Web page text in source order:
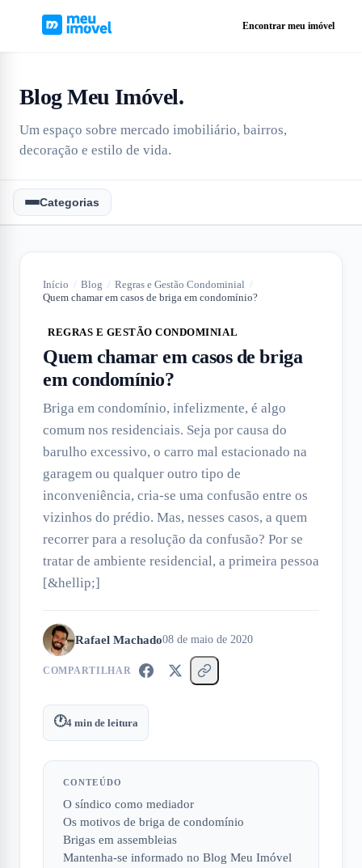
Encontrar meu imóvel
Blog Meu Imóvel.
Um espaço sobre mercado imobiliário, bairros,
decoração e estilo de vida.
Categorias
Início / Blog / Regras e Gestão Condominial /
Quem chamar em casos de briga em condomínio?
REGRAS E GESTÃO CONDOMINIAL
Quem chamar em casos de briga
em condomínio?
Briga em condomínio, infelizmente, é algo
comum nos residenciais. Seja por causa do
barulho excessivo, o carro mal estacionado na
garagem ou qualquer outro tipo de
inconveniência, cria-se uma confusão entre os
vizinhos do prédio. Mas, nesses casos, a quem
recorrer para a resolução da confusão? Por se
tratar de ambiente residencial, a primeira pessoa
[&hellip;]
Rafael Machado08 de maio de 2020
COMPARTILHAR
🕐4 min de leitura
CONTEÚDO
O síndico como mediador
Os motivos de briga de condomínio
Brigas em assembleias
Mantenha-se informado no Blog Meu Imóvel